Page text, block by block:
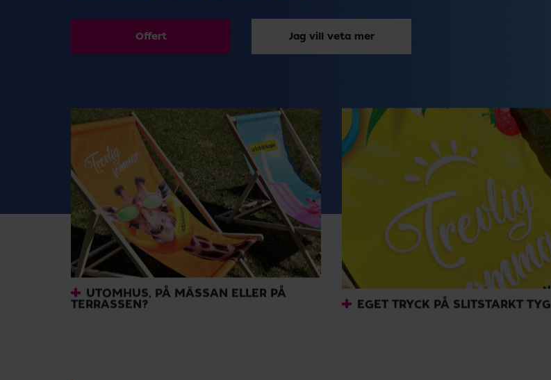
Offert Jag vill veta mer
UTOMHUS, PÅ MÄSSAN ELLER PÅ
TERRASSEN?
EGET TRYCK PÅ SLITSTARKT TYG